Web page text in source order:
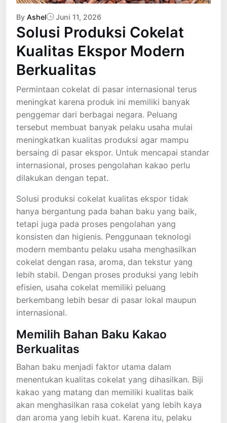
By Ashel Juni 11, 2026
Solusi Produksi Cokelat
Kualitas Ekspor Modern
Berkualitas
Permintaan cokelat di pasar internasional terus
meningkat karena produk ini memiliki banyak
penggemar dari berbagai negara. Peluang
tersebut membuat banyak pelaku usaha mulai
meningkatkan kualitas produksi agar mampu
bersaing di pasar ekspor. Untuk mencapai standar
internasional, proses pengolahan kakao perlu
dilakukan dengan tepat.
Solusi produksi cokelat kualitas ekspor tidak
hanya bergantung pada bahan baku yang baik,
tetapi juga pada proses pengolahan yang
konsisten dan higienis. Penggunaan teknologi
modern membantu pelaku usaha menghasilkan
cokelat dengan rasa, aroma, dan tekstur yang
lebih stabil. Dengan proses produksi yang lebih
efisien, usaha cokelat memiliki peluang
berkembang lebih besar di pasar lokal maupun
internasional.
Memilih Bahan Baku Kakao
Berkualitas
Bahan baku menjadi faktor utama dalam
menentukan kualitas cokelat yang dihasilkan. Biji
kakao yang matang dan memiliki kualitas baik
akan menghasilkan rasa cokelat yang lebih kaya
dan aroma yang lebih kuat. Karena itu, pelaku